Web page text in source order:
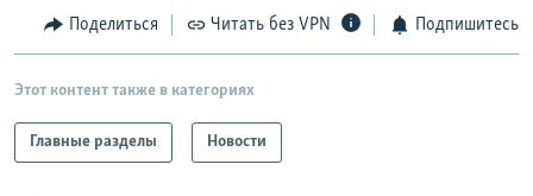
Поделиться Читать без VPN Подпишитесь
Этот контент также в категориях
Главные разделы Новости